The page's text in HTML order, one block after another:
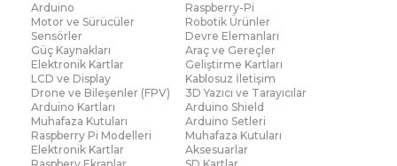
Arduino
Raspberry-Pi
Motor ve Sürücüler
Robotik Ürünler
Sensörler
Devre Elemanları
Güç Kaynakları
Araç ve Gereçler
Elektronik Kartlar
Geliştirme Kartları
LCD ve Display
Kablosuz İletişim
Drone ve Bileşenler (FPV)
3D Yazıcı ve Tarayıcılar
Arduino Kartları
Arduino Shield
Muhafaza Kutuları
Arduino Setleri
Raspberry Pi Modelleri
Muhafaza Kutuları
Elektronik Kartlar
Aksesuarlar